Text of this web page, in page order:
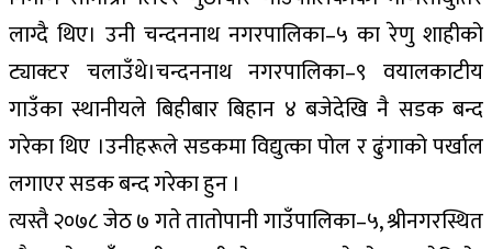
लाग्दै थिए। उनी चन्दननाथ नगरपालिका–५ का रेणु शाहीको
ट्याक्टर चलाउँथे।चन्दननाथ नगरपालिका–९ वयालकाटीय
गाउँका स्थानीयले बिहीबार बिहान ४ बजेदेखि नै सडक बन्द
गरेका थिए ।उनीहरूले सडकमा विद्युत्का पोल र ढुंगाको पर्खाल
लगाएर सडक बन्द गरेका हुन ।
त्यस्तै २०७८ जेठ ७ गते तातोपानी गाउँपालिका–५, श्रीनगरस्थित